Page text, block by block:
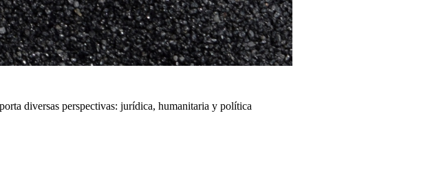
diversas perspectivas: jurídica, humanitaria y política